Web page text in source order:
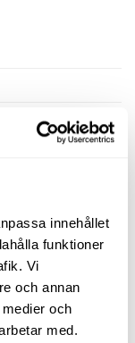
innehållet
funktioner
Vi
och annan
och
med.